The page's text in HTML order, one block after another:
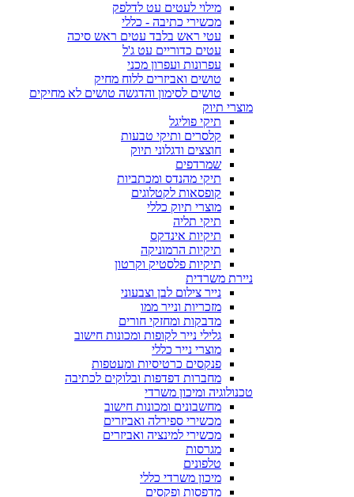
מילוי לעטים עט לדלפק
מכשירי כתיבה - כללי
עטי ראש בלבד עטים ראש סיכה
עטים כדוריים עט ג'ל
עפרונות ועפרון מכני
טושים ואביזרים ללוח מחיק
טושים לסימון והדגשה טושים לא מחיקים
מוצרי תיוק
תיקי פוליגל
קלסרים ותיקי טבעות
חוצצים ודגלוני תיוק
שמרדפים
תיקי מהנדס ומכתביות
קופסאות לקטלוגים
מוצרי תיוק כללי
תיקי תליה
תיקיות אינדקס
תיקיות הרמוניקה
תיקיות פלסטיק וקרטון
ניירת משרדית
נייר צילום לבן וצבעוני
מזכריות ונייר ממו
מדבקות ומחזקי חורים
גלילי נייר לקופות ומכונות חישוב
מוצרי נייר כללי
פנקסים כרטיסיות ומעטפות
מחברות דפדפות ובלוקים לכתיבה
טכנולוגיה ומיכון משרדי
מחשבונים ומכונות חישוב
מכשירי ספירלה ואביזרים
מכשירי למינציה ואביזרים
מגרסות
טלפונים
מיכון משרדי כללי
מדפסות ופקסים